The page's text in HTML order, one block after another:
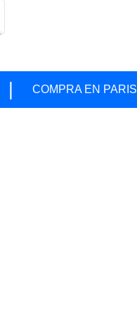
| COMPRA EN PARIS